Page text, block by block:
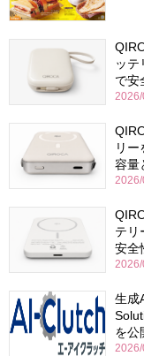
ッ
で安
リ
容量
テリ
安全
生成
を公